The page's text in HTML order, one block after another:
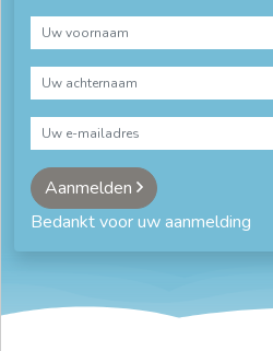
Aanmelden
Bedankt voor uw aanmelding